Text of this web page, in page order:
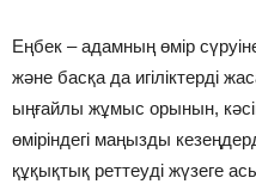
Еңбек – адамның өмір
және басқа да игіліктерді
ыңғайлы жұмыс орынын,
өміріндегі маңызды
құқықтық реттеуді жүзеге